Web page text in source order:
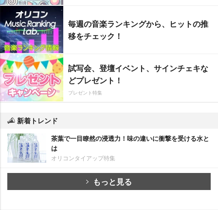
毎週の音楽ランキングから、ヒットの推
移をチェック！
試写会、登壇イベント、サインチェキな
どプレゼント！
プレゼント特集
新着トレンド
茶葉で一目瞭然の浸透力！味の違いに衝撃を受ける水と
は
オリコンタイアップ特集
もっと見る